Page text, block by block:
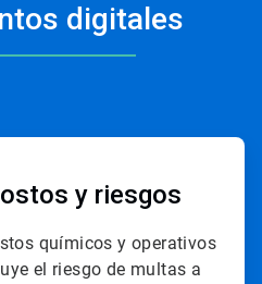
digitales
de
4
y riesgos
químicos y operativos
el riesgo de multas a